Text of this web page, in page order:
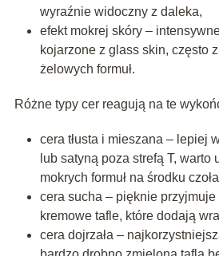
wyraźnie widoczny z daleka,
efekt mokrej skóry –
kojarzone z glass skin, często
żelowych formuł.
Różne typy cer reagują na te
cera tłusta i mieszana – lepiej
lub satyną poza strefą T, warto
mokrych formuł na środku
cera sucha – pięknie przyjmuje
kremowe tafle, które dodają
cera dojrzała –